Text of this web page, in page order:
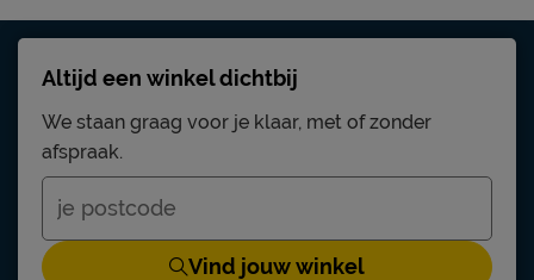
Altijd een winkel dichtbij
We staan graag voor je klaar, met of zonder
afspraak.
Vind jouw winkel